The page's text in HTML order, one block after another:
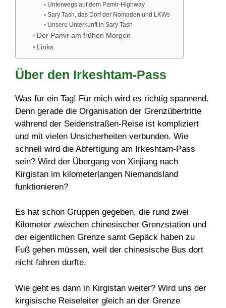
Unterwegs auf dem Pamir-Highway
Sary Tash, das Dorf der Nomaden und LKWs
Unsere Unterkunft in Sary Tash
Der Pamir am frühen Morgen
Links
Über den Irkeshtam-Pass
Was für ein Tag! Für mich wird es richtig spannend.
Denn gerade die Organisation der Grenzübertritte
während der Seidenstraßen-Reise ist kompliziert
und mit vielen Unsicherheiten verbunden. Wie
schnell wird die Abfertigung am Irkeshtam-Pass
sein? Wird der Übergang von Xinjiang nach
Kirgistan im kilometerlangen Niemandsland
funktionieren?
Es hat schon Gruppen gegeben, die rund zwei
Kilometer zwischen chinesischer Grenzstation und
der eigentlichen Grenze samt Gepäck haben zu
Fuß gehen müssen, weil der chinesische Bus dort
nicht fahren durfte.
Wie geht es dann in Kirgistan weiter? Wird uns der
kirgisische Reiseleiter gleich an der Grenze